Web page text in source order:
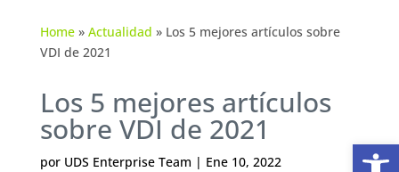
Home» Actualidad » Los 5 mejores artículos sobre
VDI de 2021
Los 5 mejores artículos
sobre VDI de 2021
por UDS Enterprise Team | Ene 10, 2022